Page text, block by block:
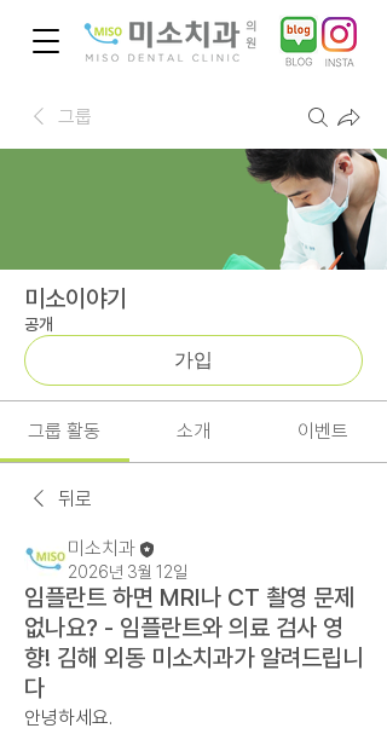
그룹
미소이야기
공개
가입
그룹 활동 소개 이벤트
뒤로
미소치과
2026년 3월 12일
임플란트 하면 MRI나 CT 촬영 문제
없나요? - 임플란트와 의료 검사 영
향! 김해 외동 미소치과가 알려드립니
다
안녕하세요.